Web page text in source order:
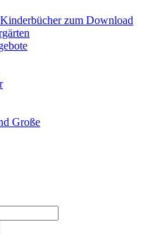
zum Download
Große